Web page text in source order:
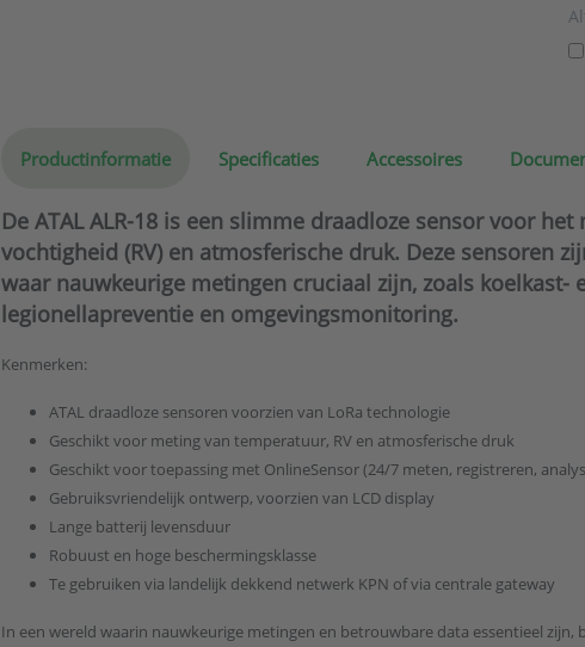
Productinformatie Specificaties Accessoires
De ATAL ALR-18 is een slimme draadloze sensor voor
vochtigheid (RV) en atmosferische druk. Deze sensoren
waar nauwkeurige metingen cruciaal zijn, zoals koelkast-
legionellapreventie en omgevingsmonitoring.
Kenmerken:
ATAL draadloze sensoren voorzien van LoRa technologie
Geschikt voor meting van temperatuur, RV en atmosferische druk
Geschikt voor toepassing met OnlineSensor (24/7 meten, registreren,
Gebruiksvriendelijk ontwerp, voorzien van LCD display
Lange batterij levensduur
Robuust en hoge beschermingsklasse
Te gebruiken via landelijk dekkend netwerk KPN of via centrale gateway
In een wereld waarin nauwkeurige metingen en betrouwbare data essentieel zijn,